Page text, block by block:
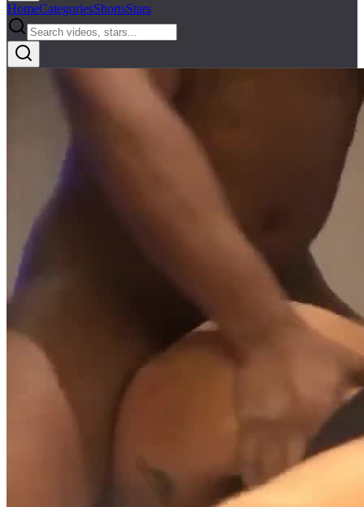
HomeCategoriesShortsStars